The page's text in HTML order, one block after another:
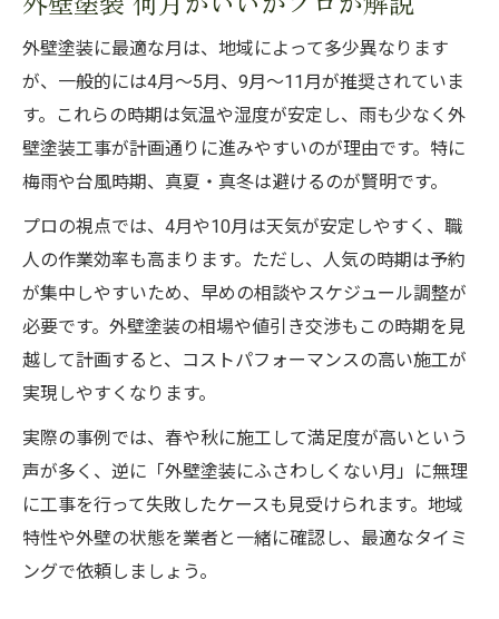
外壁塗装に最適な月は、地域によって多少異なります
が、一般的には4月〜5月、9月〜11月が推奨されていま
す。これらの時期は気温や湿度が安定し、雨も少なく外
壁塗装工事が計画通りに進みやすいのが理由です。特に
梅雨や台風時期、真夏・真冬は避けるのが賢明です。
プロの視点では、4月や10月は天気が安定しやすく、職
人の作業効率も高まります。ただし、人気の時期は予約
が集中しやすいため、早めの相談やスケジュール調整が
必要です。外壁塗装の相場や値引き交渉もこの時期を見
越して計画すると、コストパフォーマンスの高い施工が
実現しやすくなります。
実際の事例では、春や秋に施工して満足度が高いという
声が多く、逆に「外壁塗装にふさわしくない月」に無理
に工事を行って失敗したケースも見受けられます。地域
特性や外壁の状態を業者と一緒に確認し、最適なタイミ
ングで依頼しましょう。